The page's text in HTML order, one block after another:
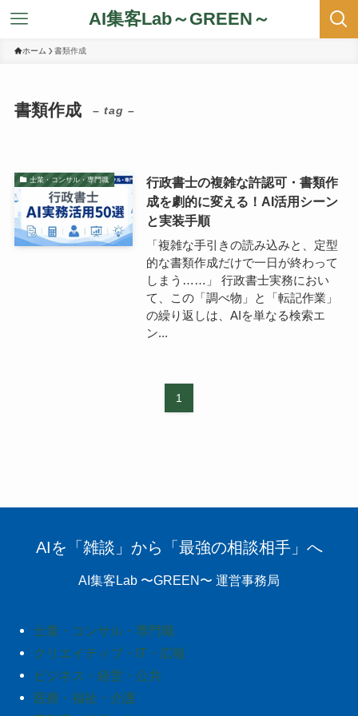
AI集客Lab～GREEN～
ホーム 書類作成
書類作成 – tag –
士業・コンサル・専門職
行政書士の複雑な許認可・書類作
成を劇的に変える！AI活用シーン
と実装手順
「複雑な手引きの読み込みと、定型
的な書類作成だけで一日が終わって
しまう……」 行政書士実務におい
て、この「調べ物」と「転記作業」
の繰り返しは、AIを単なる検索エ
ン...
1
AIを「雑談」から「最強の相談相手」へ
AI集客Lab 〜GREEN〜 運営事務局
士業・コンサル・専門職
クリエイティブ・IT・広報
ビジネス・経営・公共
医療・福祉・介護